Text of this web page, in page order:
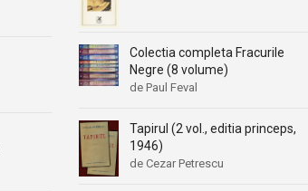
Colectia completa Fracurile
Negre (8 volume)
de Paul Feval
Tapirul (2 vol., editia princeps,
1946)
de Cezar Petrescu